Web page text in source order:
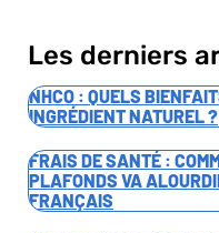
Les derniers
NHCO : QUELS
INGRÉDIENT NATUREL ?
FRAIS DE SANTÉ :
PLAFONDS VA
FRANÇAIS